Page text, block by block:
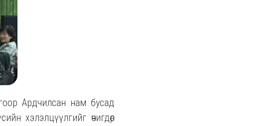
Ардчилсан нам бусад
хэлэлцүүлгийг өчигдөр